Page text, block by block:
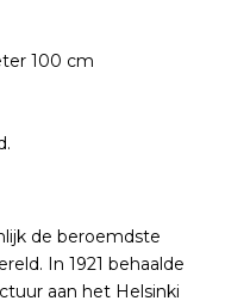
100 cm
de beroemdste
In 1921 behaalde
aan het Helsinki